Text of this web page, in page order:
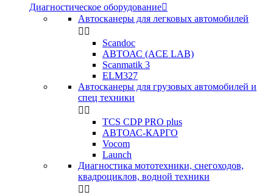
Диагностическое оборудование
Автосканеры для легковых автомобилей
 
Scandoc
АВТОАС (ACE LAB)
Scanmatik 3
ELM327
Автосканеры для грузовых автомобилей и
спец техники
 
TCS CDP PRO plus
АВТОАС-КАРГО
Vocom
Launch
Диагностика мототехники, снегоходов,
квадроциклов, водной техники
 